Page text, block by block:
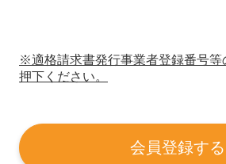
※適格請求書発行事業者登録番号等
押下ください。
会員登録する